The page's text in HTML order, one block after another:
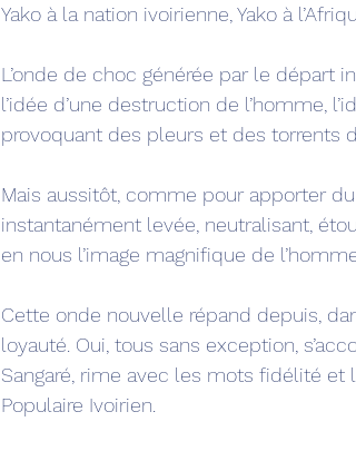
Yako à la nation ivoirienne, Yako à
L’onde de choc générée par le départ
l’idée d’une destruction de l’homme,
provoquant des pleurs et des torrents
Mais aussitôt, comme pour apporter
instantanément levée, neutralisant,
en nous l’image magnifique de
Cette onde nouvelle répand depuis,
loyauté. Oui, tous sans exception,
Sangaré, rime avec les mots fidélité et
Populaire Ivoirien.